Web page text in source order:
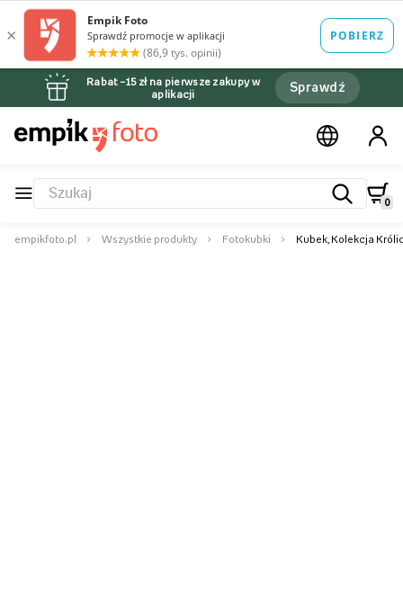
Rabat –15 zł na pierwsze zakupy w
aplikacji
Sprawdź
0
empikfoto.pl Wszystkie produkty Fotokubki Kubek, Kolekcja